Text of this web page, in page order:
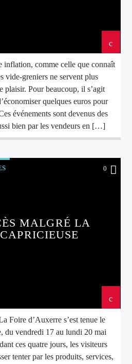
inflation, comme celle que connaît
vide-greniers ne servent plus
plaisir. Pour beaucoup, il s’agit
quelques euros pour
événements sont devenus des
bien par les vendeurs en […]
0
MALGRÉ LA
Foire d’Auxerre s’est tenue le
du vendredi 17 au lundi 20 mai
ces quatre jours, les visiteurs
tenter par les produits, services,